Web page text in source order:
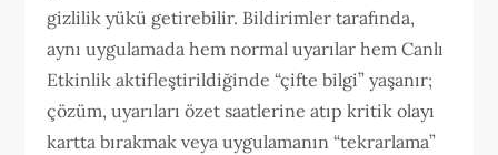
gizlilik yükü getirebilir. Bildirimler tarafında,
aynı uygulamada hem normal uyarılar hem Canlı
Etkinlik aktifleştirildiğinde “çifte bilgi” yaşanır;
çözüm, uyarıları özet saatlerine atıp kritik olayı
kartta bırakmak veya uygulamanın “tekrarlama”